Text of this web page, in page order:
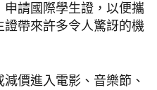
請國際學生證，以便攜
帶來許多令人驚訝的機
價進入電影、音樂節、